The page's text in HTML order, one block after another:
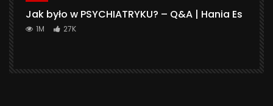
Jak było w PSYCHIATRYKU? – Q&A | Hania Es
1M 27K